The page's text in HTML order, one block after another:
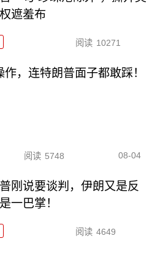
遮羞布
阅读 10271
，连特朗普面子都敢踩！
阅读 5748 08-04
刚说要谈判，伊朗又是反
一巴掌！
阅读 4649